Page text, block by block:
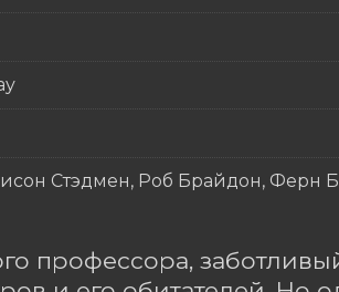
Стэдмен, Роб Брайдон, Ферн
профессора,